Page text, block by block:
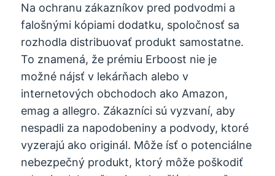
Na ochranu zákazníkov pred podvodmi a
falošnými kópiami dodatku, spoločnosť sa
rozhodla distribuovať produkt samostatne.
To znamená, že prémiu Erboost nie je
možné nájsť v lekárňach alebo v
internetových obchodoch ako Amazon,
emag a allegro. Zákazníci sú vyzvaní, aby
nespadli za napodobeniny a podvody, ktoré
vyzerajú ako originál. Môže ísť o potenciálne
nebezpečný produkt, ktorý môže poškodiť